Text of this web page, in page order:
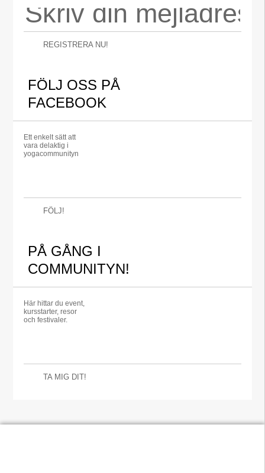
REGISTRERA NU!
FÖLJ OSS PÅ
FACEBOOK
Ett enkelt sätt att
vara delaktig i
yogacommunityn
FÖLJ!
PÅ GÅNG I
COMMUNITYN!
Här hittar du event,
kursstarter, resor
och festivaler.
TA MIG DIT!